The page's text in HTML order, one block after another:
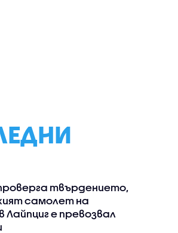
твърдението,
самолет на
е превозвал